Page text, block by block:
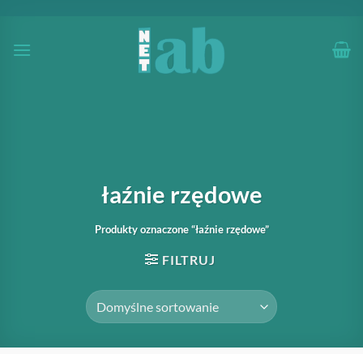
zawartości
łaźnie rzędowe
Produkty oznaczone “łaźnie rzędowe”
FILTRUJ